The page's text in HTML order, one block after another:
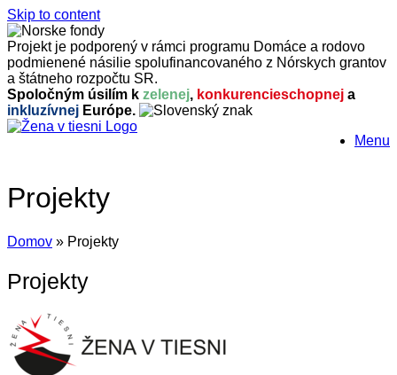
Skip to content
Projekt je podporený v rámci programu Domáce a rodovo
podmienené násilie spolufinancovaného z Nórskych grantov
a štátneho rozpočtu SR.
Spoločným úsilím k zelenej, konkurencieschopnej a
inkluzívnej Európe.
Menu
Projekty
Domov » Projekty
Projekty